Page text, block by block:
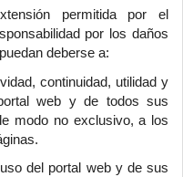
permitida por el
por los daños
deberse a:
continuidad, utilidad y
web y de todos sus
modo no exclusivo, a los
del portal web y de sus